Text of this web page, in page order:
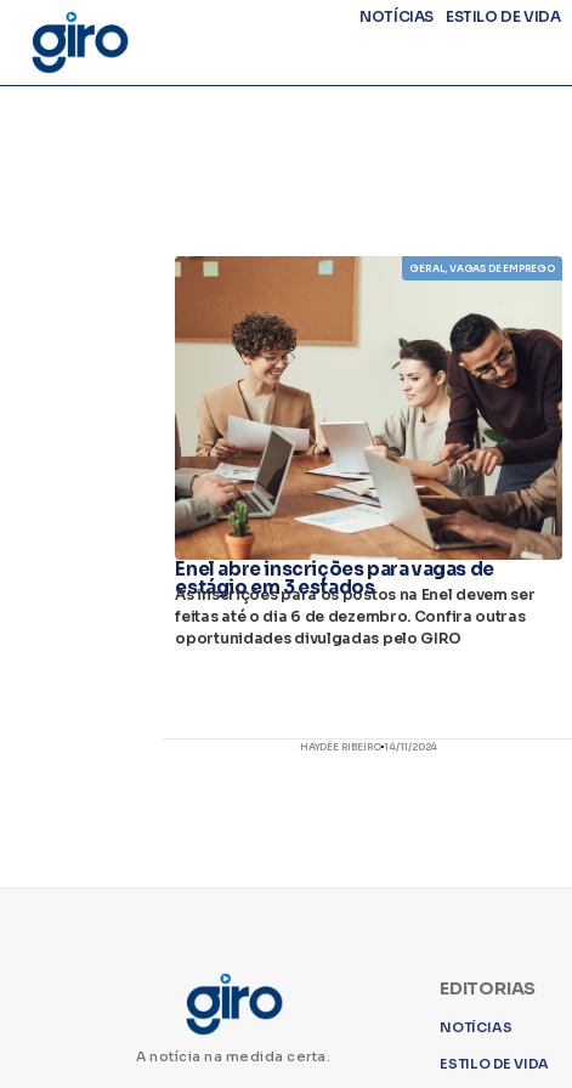
NOTÍCIAS ESTILO DE VIDA
GERAL, VAGAS DE EMPREGO
Enel abre inscrições para vagas de
estágio em 3 estados
As inscrições para os postos na Enel devem ser
feitas até o dia 6 de dezembro. Confira outras
oportunidades divulgadas pelo GIRO
HAYDÉE RIBEIRO 14/11/2024
A notícia na medida certa.
EDITORIAS
NOTÍCIAS
ESTILO DE VIDA